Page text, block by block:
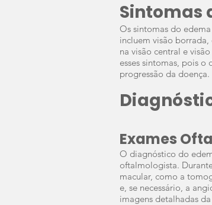
Sintomas
Os sintomas do
incluem visão borrada,
na visão central e
esses sintomas, pois
progressão da doença.
Exames
O diagnóstico do
oftalmologista.
macular, como a
e, se necessário, a
imagens detalhadas